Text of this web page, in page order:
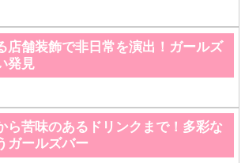
店舗装飾で非日常を演出！ガールズ
発見
ら苦味のあるドリンクまで！多彩な
ガールズバー